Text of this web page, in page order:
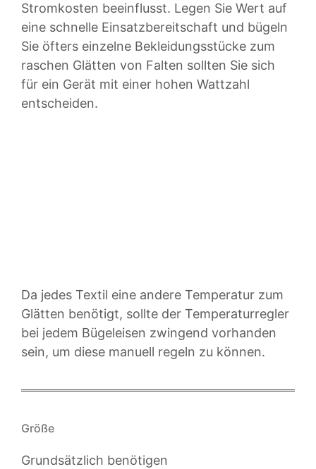
Stromkosten beeinflusst. Legen Sie Wert auf
eine schnelle Einsatzbereitschaft und bügeln
Sie öfters einzelne Bekleidungsstücke zum
raschen Glätten von Falten sollten Sie sich
für ein Gerät mit einer hohen Wattzahl
entscheiden.
Da jedes Textil eine andere Temperatur zum
Glätten benötigt, sollte der Temperaturregler
bei jedem Bügeleisen zwingend vorhanden
sein, um diese manuell regeln zu können.
Größe
Grundsätzlich benötigen